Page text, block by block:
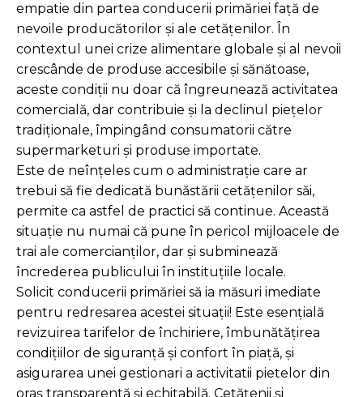
empatie din partea conducerii primăriei față de
nevoile producătorilor și ale cetățenilor. În
contextul unei crize alimentare globale și al nevoii
crescânde de produse accesibile și sănătoase,
aceste condiții nu doar că îngreunează activitatea
comercială, dar contribuie și la declinul piețelor
tradiționale, împingând consumatorii către
supermarketuri și produse importate.
Este de neînțeles cum o administrație care ar
trebui să fie dedicată bunăstării cetățenilor săi,
permite ca astfel de practici să continue. Această
situație nu numai că pune în pericol mijloacele de
trai ale comercianților, dar și subminează
încrederea publicului în instituțiile locale.
Solicit conducerii primăriei să ia măsuri imediate
pentru redresarea acestei situații! Este esențială
revizuirea tarifelor de închiriere, îmbunătățirea
condițiilor de siguranță și confort în piață, și
asigurarea unei gestionari a activitatii pietelor din
oraș transparentă și echitabilă. Cetățenii și